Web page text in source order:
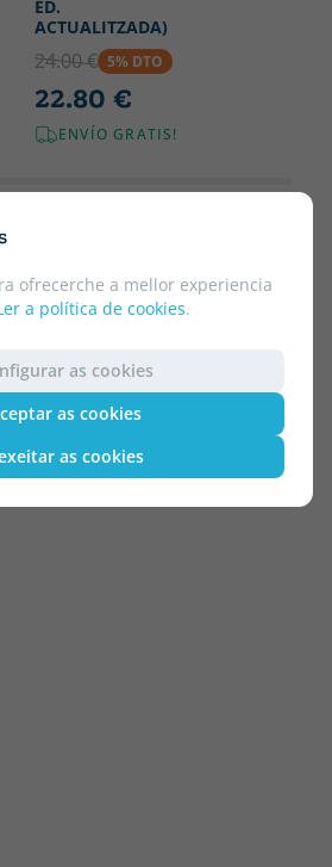
ofrecerche a mellor experiencia
a política de cookies.
as cookies
as cookies
as cookies
ED.
ACTUALITZADA)
24.00 € 5% DTO
22.80 €
ENVÍO GRATIS!